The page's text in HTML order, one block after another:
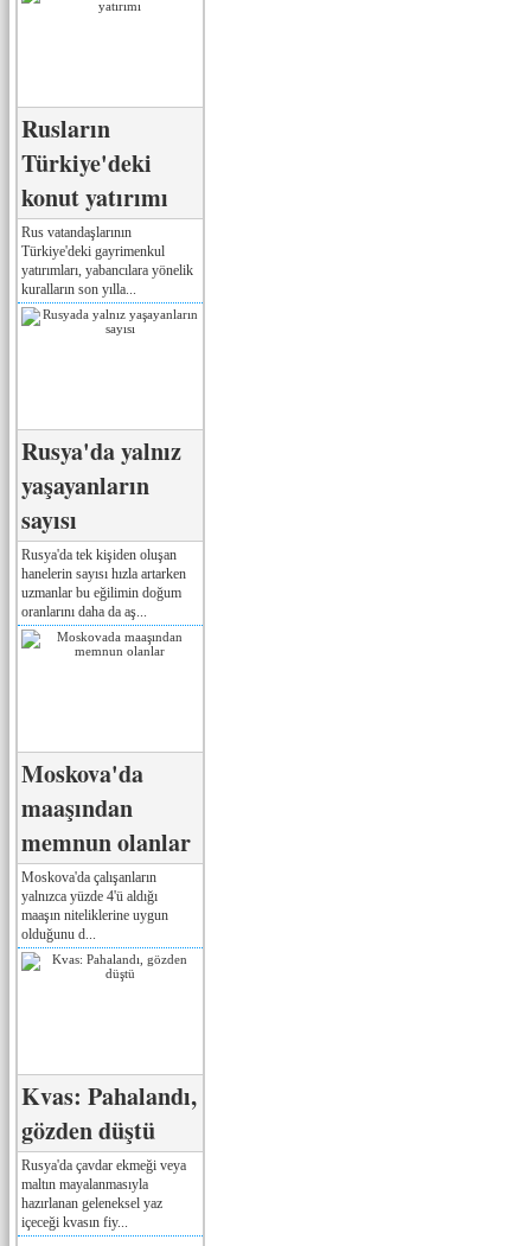
Rusların
Türkiye'deki
konut yatırımı
Rus vatandaşlarının
Türkiye'deki gayrimenkul
yatırımları, yabancılara yönelik
kuralların son yılla...
Rusya'da yalnız
yaşayanların
sayısı
Rusya'da tek kişiden oluşan
hanelerin sayısı hızla artarken
uzmanlar bu eğilimin doğum
oranlarını daha da aş...
Moskova'da
maaşından
memnun olanlar
Moskova'da çalışanların
yalnızca yüzde 4'ü aldığı
maaşın niteliklerine uygun
olduğunu d...
Kvas: Pahalandı,
gözden düştü
Rusya'da çavdar ekmeği veya
maltın mayalanmasıyla
hazırlanan geleneksel yaz
içeceği kvasın fiy...